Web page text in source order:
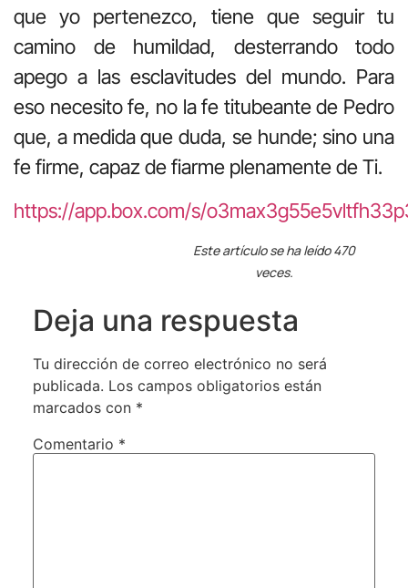
que yo pertenezco, tiene que seguir tu
camino de humildad, desterrando todo
apego a las esclavitudes del mundo. Para
eso necesito fe, no la fe titubeante de Pedro
que, a medida que duda, se hunde; sino una
fe firme, capaz de fiarme plenamente de Ti.
https://app.box.com/s/
Este artículo se ha leído 470
veces.
Deja una respuesta
Tu dirección de correo electrónico no será
publicada. Los campos obligatorios están
marcados con *
Comentario *